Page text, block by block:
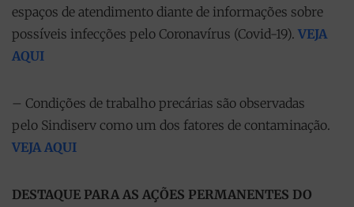
espaços de atendimento diante de informações sobre
possíveis infecções pelo Coronavírus (Covid-19). VEJA
AQUI
– Condições de trabalho precárias são observadas
pelo Sindiserv como um dos fatores de contaminação.
VEJA AQUI
DESTAQUE PARA AS AÇÕES PERMANENTES DO